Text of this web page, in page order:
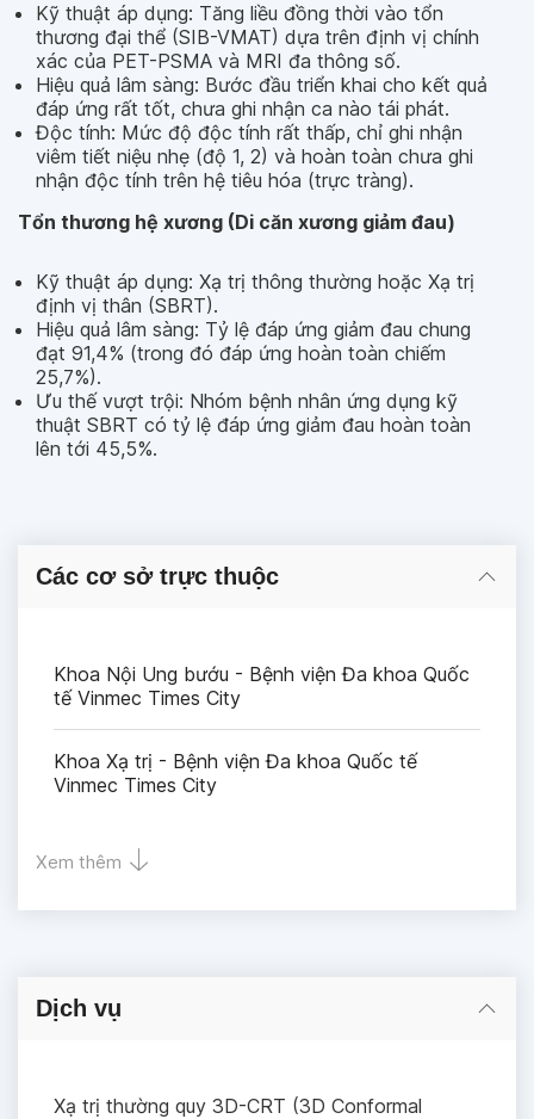
Kỹ thuật áp dụng: Tăng liều đồng thời vào tổn
thương đại thể (SIB-VMAT) dựa trên định vị chính
xác của PET-PSMA và MRI đa thông số.
Hiệu quả lâm sàng: Bước đầu triển khai cho kết quả
đáp ứng rất tốt, chưa ghi nhận ca nào tái phát.
Độc tính: Mức độ độc tính rất thấp, chỉ ghi nhận
viêm tiết niệu nhẹ (độ 1, 2) và hoàn toàn chưa ghi
nhận độc tính trên hệ tiêu hóa (trực tràng).
Tổn thương hệ xương (Di căn xương giảm đau)
Kỹ thuật áp dụng: Xạ trị thông thường hoặc Xạ trị
định vị thân (SBRT).
Hiệu quả lâm sàng: Tỷ lệ đáp ứng giảm đau chung
đạt 91,4% (trong đó đáp ứng hoàn toàn chiếm
25,7%).
Ưu thế vượt trội: Nhóm bệnh nhân ứng dụng kỹ
thuật SBRT có tỷ lệ đáp ứng giảm đau hoàn toàn
lên tới 45,5%.
Các cơ sở trực thuộc
Khoa Nội Ung bướu - Bệnh viện Đa khoa Quốc
tế Vinmec Times City
Khoa Xạ trị - Bệnh viện Đa khoa Quốc tế
Vinmec Times City
Xem thêm
Dịch vụ
Xạ trị thường quy 3D-CRT (3D Conformal